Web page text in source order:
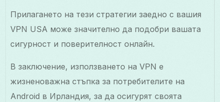
Прилагането на тези стратегии заедно с вашия
VPN USA може значително да подобри вашата
сигурност и поверителност онлайн.
В заключение, използването на VPN е
жизненоважна стъпка за потребителите на
Android в Ирландия, за да осигурят своята